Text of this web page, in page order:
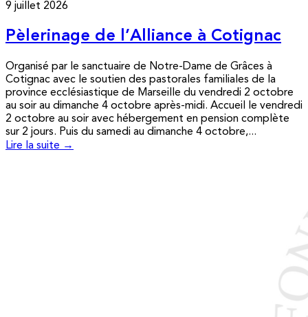
9 juillet 2026
Pèlerinage de l’Alliance à Cotignac
Organisé par le sanctuaire de Notre-Dame de Grâces à
Cotignac avec le soutien des pastorales familiales de la
province ecclésiastique de Marseille du vendredi 2 octobre
au soir au dimanche 4 octobre après-midi. Accueil le vendredi
2 octobre au soir avec hébergement en pension complète
sur 2 jours. Puis du samedi au dimanche 4 octobre,...
Lire la suite →